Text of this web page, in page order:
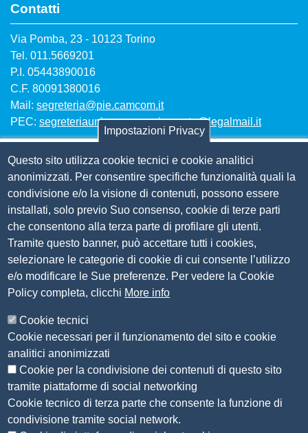
Contatti
Via Pomba, 23 - 10123 Torino
Tel. 011.5669201
P.I. 05443890016
C.F. 80091380016
Mail: segreteria@pie.camcom.it
PEC: segreteriaunioncamerepiemonte@legalmail.it
Amm. trasparente
Bandi per contributi
Codice etico
Organigramma
Piano anticorruzione 2019-2021
Selezione personale
Statuto
CSR Piemonte
AlpMed - le Camere di commercio dell'Euroregione
ADR Piemonte
Seguici su
Impostazioni Privacy
Questo sito utilizza cookie tecnici e cookie analitici
anonimizzati. Per consentire specifiche funzionalità quali la
condivisione e/o la visione di contenuti, possono essere
installati, solo previo Suo consenso, cookie di terze parti
che consentono alla terza parte di profilare gli utenti.
Tramite questo banner, può accettare tutti i cookies,
selezionare le categorie di cookie di cui consente l’utilizzo
e/o modificare le Sue preferenze. Per vedere la Cookie
Policy completa, clicchi More info
Cookie tecnici
Cookie necessari per il funzionamento del sito e cookie
analitici anonimizzati
Cookie per la condivisione dei contenuti di questo sito
tramite piattaforme di social networking
Cookie tecnico di terza parte che consente la funzione di
condivisione tramite social network.